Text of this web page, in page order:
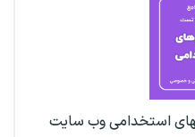
استخدامی وب سایت